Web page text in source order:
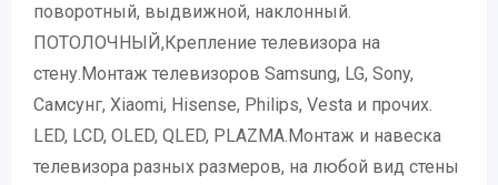
поворотный, выдвижной, наклонный.
ПОТОЛОЧНЫЙ,Крепление телевизора на
стену.Монтаж телевизоров Samsung, LG, Sony,
Самсунг, Xiaomi, Hisense, Philips, Vesta и прочих.
LED, LCD, OLED, QLED, PLAZMA.Монтаж и навеска
телевизора разных размеров, на любой вид стены